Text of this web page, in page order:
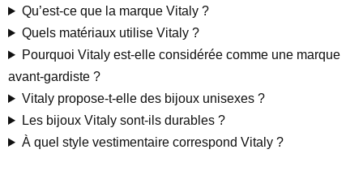
Qu’est-ce que la marque Vitaly ?
Quels matériaux utilise Vitaly ?
Pourquoi Vitaly est-elle considérée comme une marque
avant-gardiste ?
Vitaly propose-t-elle des bijoux unisexes ?
Les bijoux Vitaly sont-ils durables ?
À quel style vestimentaire correspond Vitaly ?